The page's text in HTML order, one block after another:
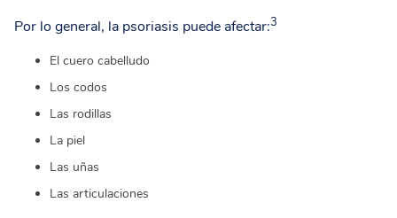
Por lo general, la psoriasis puede afectar:3
El cuero cabelludo
Los codos
Las rodillas
La piel
Las uñas
Las articulaciones